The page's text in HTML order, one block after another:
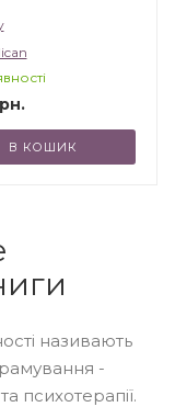
В КОШИК
називають
-
психотерапії.